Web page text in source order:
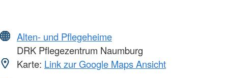
Alten- und Pflegeheime
DRK Pflegezentrum Naumburg
Karte: Link zur Google Maps Ansicht